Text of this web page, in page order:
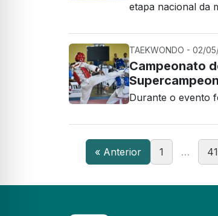
etapa nacional da
TAEKWONDO - 02/
Campeonato
Durante o evento
« Anterior 1 …